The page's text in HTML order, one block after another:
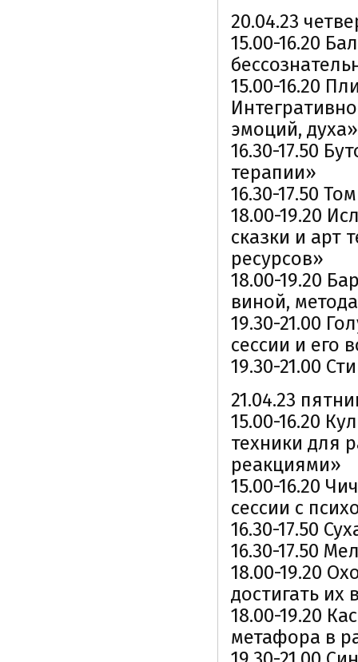
20.04.23
15.00-16.20
15.00-16.20
эмоций, духа»
16.30-17.50
терапии»
16.30-17.50
18.00-19.20
сказки и арт
ресурсов»
18.00-19.20
виной,
19.30-21.00
сессии и его
19.30-21.00
21.04.23
15.00-16.20
техники для
реакциями»
15.00-16.20
сессии с
16.30-17.50
16.30-17.50
18.00-19.20
достигать
18.00-19.20
метафора в